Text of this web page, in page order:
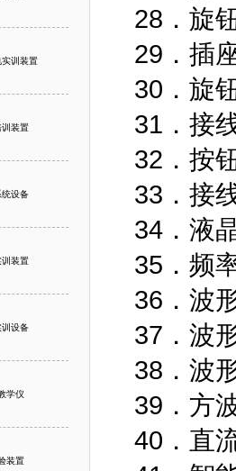
实训装置
训装置
统设备
训装置
训设备
学仪
装置
28．旋
29．插
30．旋
31．接
32．按
33．接
34．液
35．频
36．波
37．波
38．波
39．方
40．直